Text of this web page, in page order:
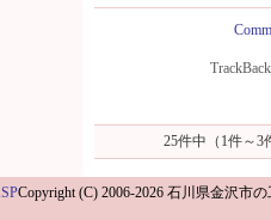
25件中（1件～
Copyright (C) 2006-2026 石川県金沢市